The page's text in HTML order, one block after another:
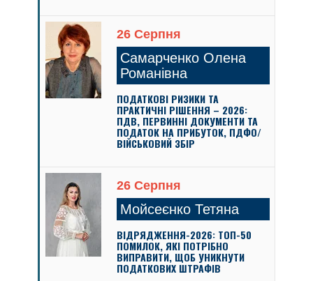
26 Серпня
Самарченко Олена
Романівна
ПОДАТКОВІ РИЗИКИ ТА
ПРАКТИЧНІ РІШЕННЯ – 2026:
ПДВ, ПЕРВИННІ ДОКУМЕНТИ ТА
ПОДАТОК НА ПРИБУТОК, ПДФО/
ВІЙСЬКОВИЙ ЗБІР
26 Серпня
Мойсеєнко Тетяна
ВІДРЯДЖЕННЯ-2026: ТОП-50
ПОМИЛОК, ЯКІ ПОТРІБНО
ВИПРАВИТИ, ЩОБ УНИКНУТИ
ПОДАТКОВИХ ШТРАФІВ